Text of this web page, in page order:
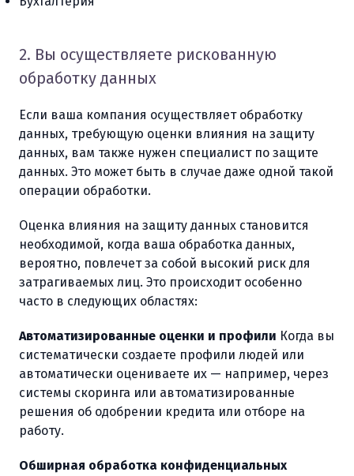
2. Вы осуществляете рискованную
обработку данных
Если ваша компания осуществляет обработку
данных, требующую оценки влияния на защиту
данных, вам также нужен специалист по защите
данных. Это может быть в случае даже одной такой
операции обработки.
Оценка влияния на защиту данных становится
необходимой, когда ваша обработка данных,
вероятно, повлечет за собой высокий риск для
затрагиваемых лиц. Это происходит особенно
часто в следующих областях:
Автоматизированные оценки и профили Когда вы
систематически создаете профили людей или
автоматически оцениваете их — например, через
системы скоринга или автоматизированные
решения об одобрении кредита или отборе на
работу.
Обширная обработка конфиденциальных